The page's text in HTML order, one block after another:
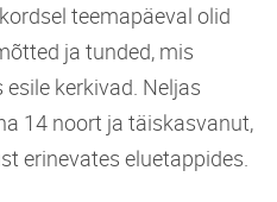
teemapäeval olid
ja tunded, mis
kerkivad. Neljas
14 noort ja täiskasvanut,
erinevates eluetappides.